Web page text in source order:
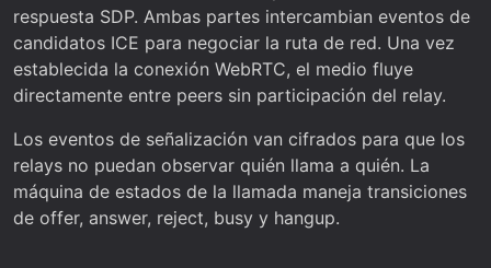
respuesta SDP. Ambas partes intercambian eventos de
candidatos ICE para negociar la ruta de red. Una vez
establecida la conexión WebRTC, el medio fluye
directamente entre peers sin participación del relay.
Los eventos de señalización van cifrados para que los
relays no puedan observar quién llama a quién. La
máquina de estados de la llamada maneja transiciones
de offer, answer, reject, busy y hangup.